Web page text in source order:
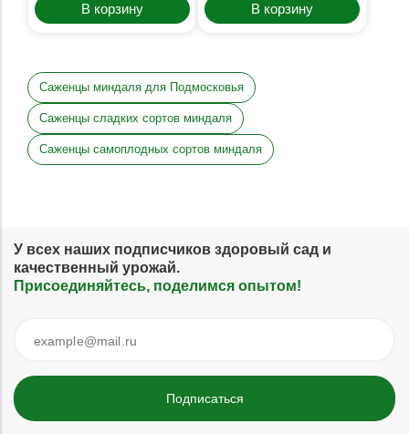
В корзину В корзину
Саженцы миндаля для Подмосковья
Саженцы сладких сортов миндаля
Саженцы самоплодных сортов миндаля
У всех наших подписчиков здоровый сад и
качественный урожай.
Присоединяйтесь, поделимся опытом!